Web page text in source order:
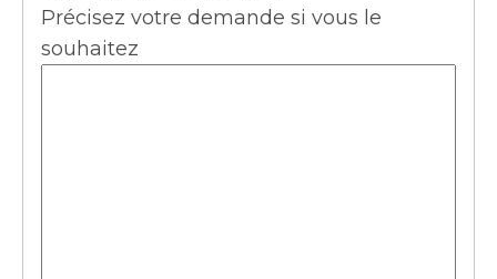
Précisez votre demande si vous le
souhaitez